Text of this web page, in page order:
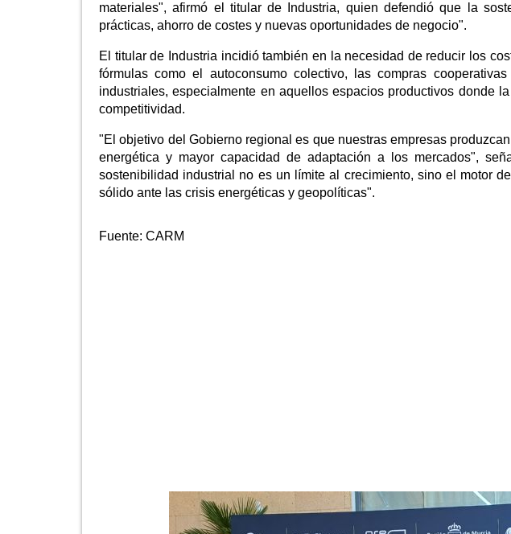
materiales", afirmó el titular de Industria, quien defendió que la
prácticas, ahorro de costes y nuevas oportunidades de negocio".
El titular de Industria incidió también en la necesidad de reducir los
fórmulas como el autoconsumo colectivo, las compras
industriales, especialmente en aquellos espacios productivos donde
competitividad.
"El objetivo del Gobierno regional es que nuestras empresas
energética y mayor capacidad de adaptación a los mercados",
sostenibilidad industrial no es un límite al crecimiento, sino el motor
sólido ante las crisis energéticas y geopolíticas".
Fuente: CARM